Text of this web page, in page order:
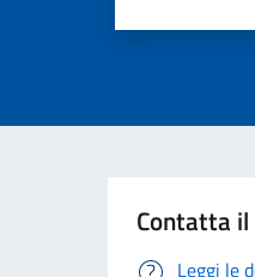
Contatta
Leggi le